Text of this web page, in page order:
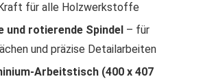
für alle Holzwerkstoffe
und rotierende Spindel – für
und präzise Detailarbeiten
Arbeitstisch (400 x 407